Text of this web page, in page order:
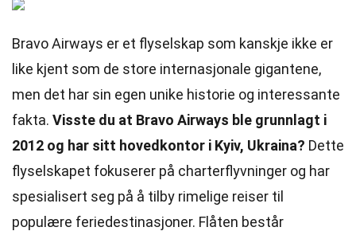
Bravo Airways er et flyselskap som kanskje ikke er
like kjent som de store internasjonale gigantene,
men det har sin egen unike historie og interessante
fakta. Visste du at Bravo Airways ble grunnlagt i
2012 og har sitt hovedkontor i Kyiv, Ukraina? Dette
flyselskapet fokuserer på charterflyvninger og har
spesialisert seg på å tilby rimelige reiser til
populære feriedestinasjoner. Flåten består